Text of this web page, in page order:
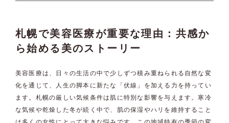
札幌で美容医療が重要な理由：共感か
ら始める美のストーリー
美容医療は、日々の生活の中で少しずつ積み重ねられる自然な変
化を通じて、人生の脚本に新たな「伏線」を加える力を持ってい
ます。札幌の厳しい気候条件は肌に特別な影響を与えます。寒冷
な気候や乾燥した冬が続く中で、肌の保湿やハリを維持すること